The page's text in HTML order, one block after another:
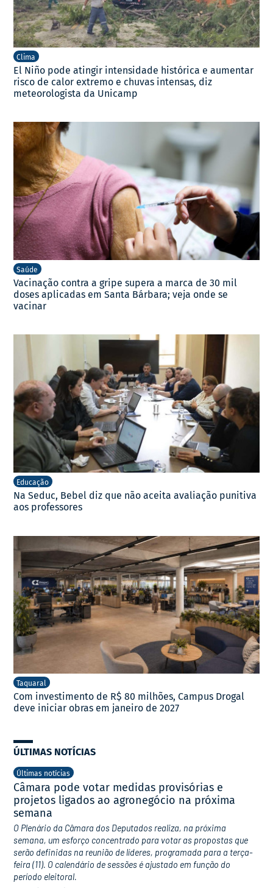
Clima
El Niño pode atingir intensidade histórica e aumentar
risco de calor extremo e chuvas intensas, diz
meteorologista da Unicamp
Saúde
Vacinação contra a gripe supera a marca de 30 mil
doses aplicadas em Santa Bárbara; veja onde se
vacinar
Educação
Na Seduc, Bebel diz que não aceita avaliação punitiva
aos professores
Taquaral
Com investimento de R$ 80 milhões, Campus Drogal
deve iniciar obras em janeiro de 2027
ÚLTIMAS NOTÍCIAS
Últimas notícias
Câmara pode votar medidas provisórias e
projetos ligados ao agronegócio na próxima
semana
O Plenário da Câmara dos Deputados realiza, na próxima
semana, um esforço concentrado para votar as propostas que
serão definidas na reunião de líderes, programada para a terça-
feira (11). O calendário de sessões é ajustado em função do
período eleitoral.